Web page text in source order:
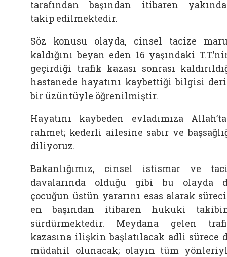
tarafından başından itibaren
takip edilmektedir.
Söz konusu olayda, cinsel tacize
kaldığını beyan eden 16 yaşındaki
geçirdiği trafik kazası sonrası
hastanede hayatını kaybettiği bilgisi
bir üzüntüyle öğrenilmiştir.
Hayatını kaybeden evladımıza
rahmet; kederli ailesine sabır ve
diliyoruz.
Bakanlığımız, cinsel istismar ve
davalarında olduğu gibi bu olayda
çocuğun üstün yararını esas alarak
en başından itibaren hukuki
sürdürmektedir. Meydana gelen
kazasına ilişkin başlatılacak adli sürece
müdahil olunacak; olayın tüm